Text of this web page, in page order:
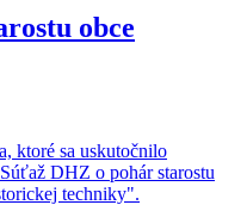
obce
ktoré sa uskutočnilo
DHZ o pohár starostu
techniky".